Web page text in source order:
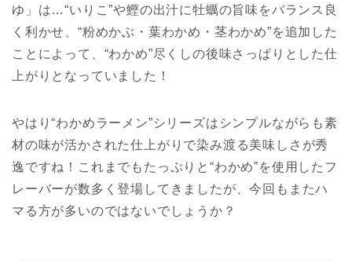
ゆ」は…“いりこ”や鰹の出汁に牡蠣の旨味をバランス良
く利かせ、“粉めかぶ・葉わかめ・茎わかめ”を追加した
ことによって、“わかめ”尽くしの後味さっぱりとした仕
上がりとなっていました！
やはり“わかめラーメン”シリーズはシンプルながらも素
材の味が活かされた仕上がりで染み渡る美味しさが秀
逸ですね！これまでもたっぷりと“わかめ”を使用したフ
レーバーが数多く登場してきましたが、今回もまたハ
マる方が多いのではないでしょうか？